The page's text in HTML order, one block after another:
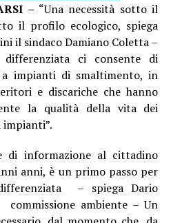
– “Una necessità sotto il
il profilo ecologico, spiega
il sindaco Damiano Coletta –
ci consente di
impianti di smaltimento, in
e discariche che hanno
la qualità della vita dei
di informazione al cittadino
anni, è un primo passo per
– spiega Dario
ambiente – Un